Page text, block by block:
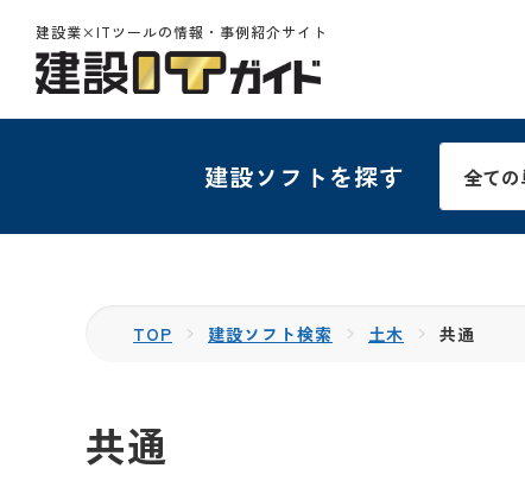
建設業×ITツールの情報・事例紹介サイト
建設ソフトを探す
TOP 建設ソフト検索 土木 共通
共通